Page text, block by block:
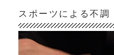
スポーツによる不調